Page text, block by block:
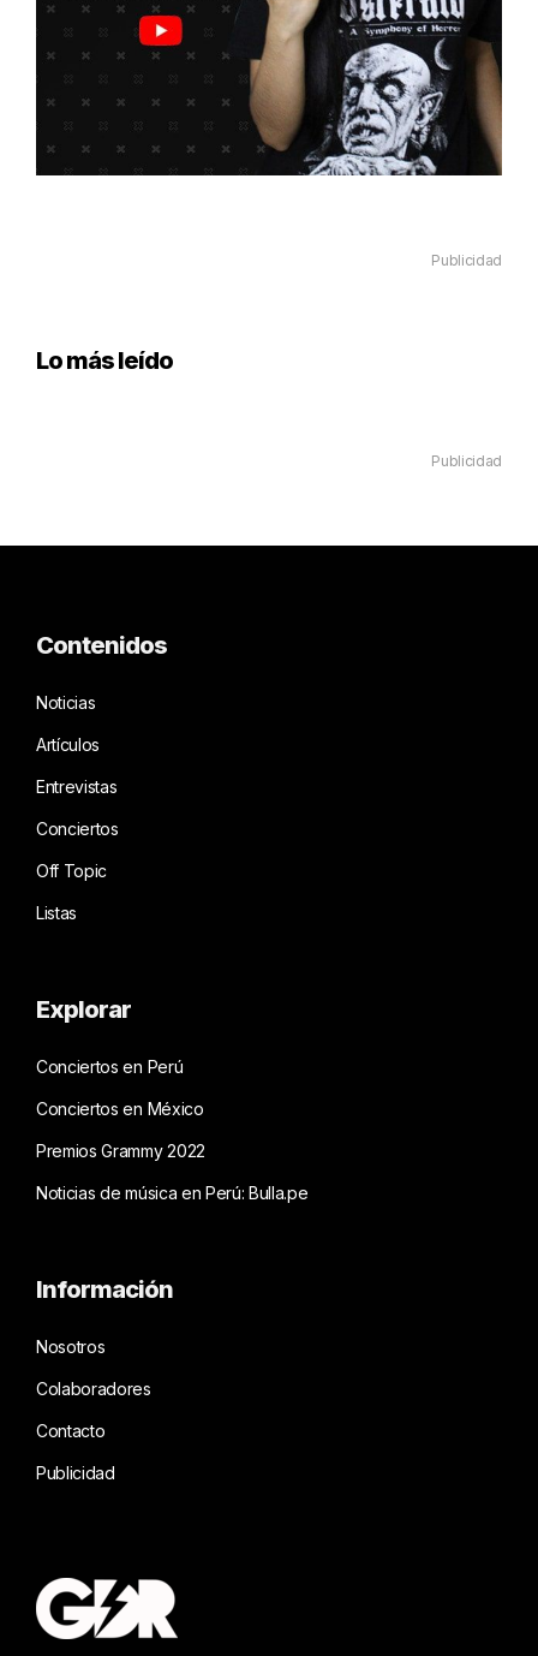
Publicidad
Lo más leído
Publicidad
Contenidos
Noticias
Artículos
Entrevistas
Conciertos
Off Topic
Listas
Explorar
Conciertos en Perú
Conciertos en México
Premios Grammy 2022
Noticias de música en Perú: Bulla.pe
Información
Nosotros
Colaboradores
Contacto
Publicidad